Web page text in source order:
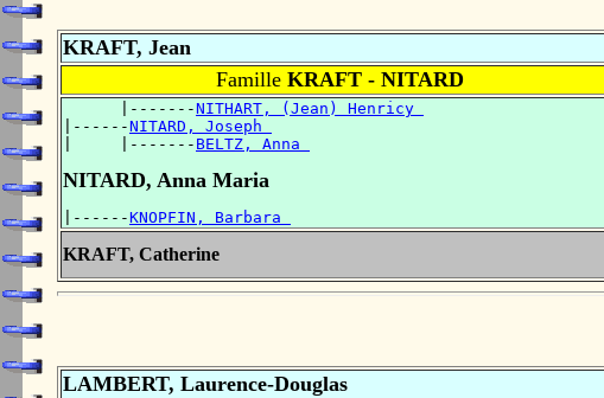
KRAFT, Jean
Famille KRAFT - NITARD
      |-------
NITHART, (Jean) Henricy
|------NITARD, Joseph
|     |------- BELTZ, Anna
NITARD, Anna Maria
|------KNOPFIN, Barbara
KRAFT, Catherine
LAMBERT, Laurence-Douglas